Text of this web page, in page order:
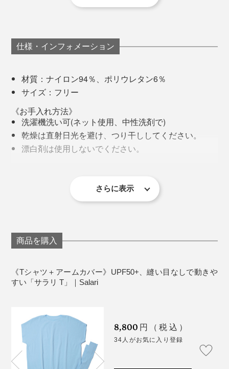
年々厳しくなる、夏の暑さ。「サラリT」で、涼やかに
過ごしてください。
上写真は、隈研吾氏が手がけた、小松マテーレ ファブリックラボラトリー「fa-
bo」
スポーツウエアとして誕生し、最初は地元だけで細々と
販売しいていたという『Salari』。
ブレイクのきっかけは、日本女子テニス連盟に加入して
いたという愛用者の口コミ。その愛用者が石川県から関
東圏に引っ越したことを契機に、徐々に日本全国にファ
ゴルフやテニス、ランニングにトレッキング……、アク
でも「サラリT」は違いました。
1枚でもちゃんと外に出られる安心感があって、なおか
つ胸やお腹に張りつかない。ほどよくゆとりがあって、
しかも、丈が絶妙。ボトムにインしなくてもバランスが
取りやすくて、気になるお腹まわりもさりげなくカバ
運動が苦手な私は、屋外で運動する機会はほとんどあり
優秀ニットTシャツとして、ヘビロテさせていただきま
す！
仕様・インフォメーション
材質：ナイロン94％、ポリウレタン6％
サイズ：フリー
《お手入れ方法》
洗濯機洗い可(ネット使用、中性洗剤で)
乾燥は直射日光を避け、つり干ししてください。
漂白剤は使用しないでください。
ドライクリーニングはお控え下さい。
ます。
生地の特性上商品の裾がカールする場合がありま
さらに表示
商品を購入
《Tシャツ＋アームカバー》UPF50+、縫い目なしで動きや
すい「サラリ T」｜Salari
8,800 円（税込）
34人がお気に入り登録